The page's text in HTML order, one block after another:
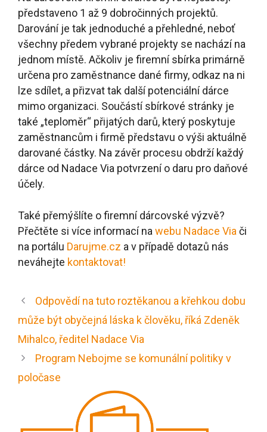
představeno 1 až 9 dobročinných projektů.
Darování je tak jednoduché a přehledné, neboť
všechny předem vybrané projekty se nachází na
jednom místě. Ačkoliv je firemní sbírka primárně
určena pro zaměstnance dané firmy, odkaz na ni
lze sdílet, a přizvat tak další potenciální dárce
mimo organizaci. Součástí sbírkové stránky je
také „teploměr“ přijatých darů, který poskytuje
zaměstnancům i firmě představu o výši aktuálně
darované částky. Na závěr procesu obdrží každý
dárce od Nadace Via potvrzení o daru pro daňové
účely.
Také přemýšlíte o firemní dárcovské výzvě?
Přečtěte si více informací na webu Nadace Via či
na portálu Darujme.cz a v případě dotazů nás
neváhejte kontaktovat!
Odpovědí na tuto roztěkanou a křehkou dobu
může být obyčejná láska k člověku, říká Zdeněk
Mihalco, ředitel Nadace Via
Program Nebojme se komunální politiky v
poločase